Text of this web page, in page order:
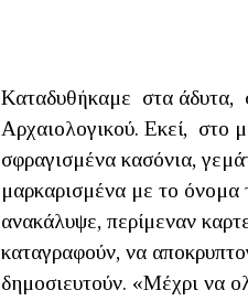
Καταδυθήκαμε στα άδυτα,
Αρχαιολογικού. Εκεί, στο
σφραγισμένα κασόνια,
μαρκαρισμένα με το όνομα
ανακάλυψε, περίμεναν
καταγραφούν, να
δημοσιευτούν. «Μέχρι να